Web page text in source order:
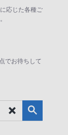
応じた各種ご
でお待ちして